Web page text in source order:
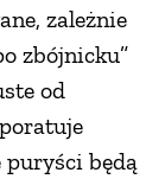
zależnie
zbójnicku”
od
puryści będą